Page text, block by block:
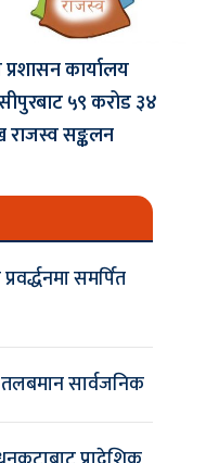
कार्यालय
५९ करोड ३४
राजस्व सङ्कलन
समर्पित
सार्वजनिक